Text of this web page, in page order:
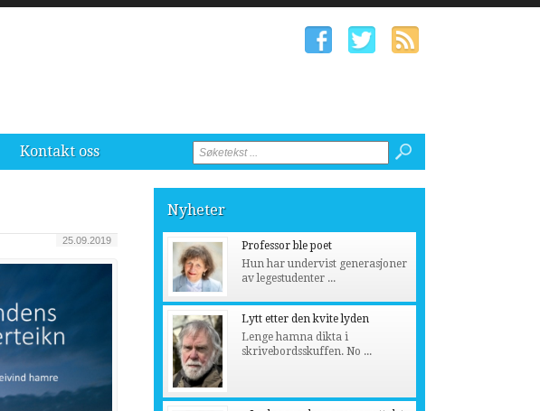
Kontakt oss
25.09.2019
Nyheter
Professor ble poet
Hun har undervist generasjoner
av legestudenter ...
Lytt etter den kvite lyden
Lenge hamna dikta i
skrivebordsskuffen. No ...